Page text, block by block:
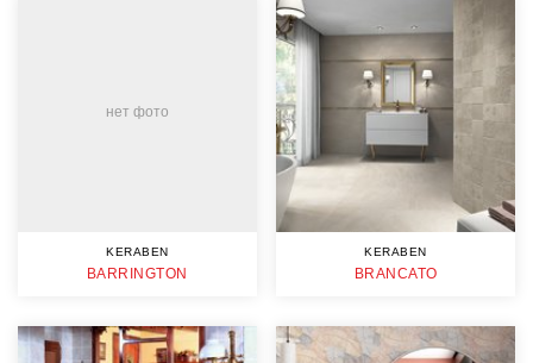
нет фото
KERABEN
BARRINGTON
KERABEN
BRANCATO